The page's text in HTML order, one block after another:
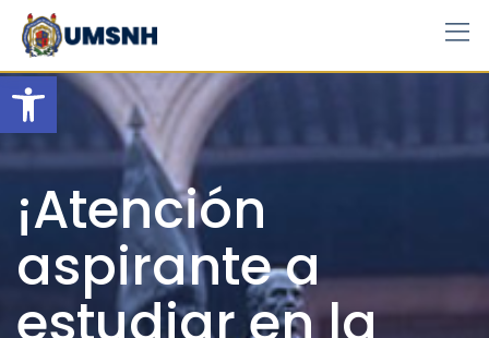
Open toolbar
Skip
content
¡Atención
aspirante a
estudiar en la